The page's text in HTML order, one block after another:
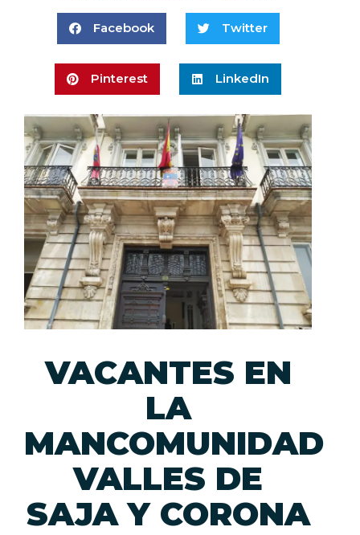
Facebook Twitter
Pinterest LinkedIn
VACANTES EN
LA
MANCOMUNIDAD
VALLES DE
SAJA Y CORONA